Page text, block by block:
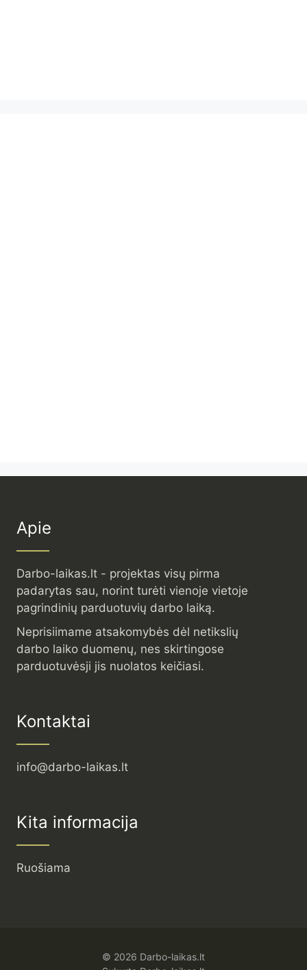
Apie
Darbo-laikas.lt - projektas visų pirma
padarytas sau, norint turėti vienoje vietoje
pagrindinių parduotuvių darbo laiką.
Neprisiimame atsakomybės dėl netikslių
darbo laiko duomenų, nes skirtingose
parduotuvėsji jis nuolatos keičiasi.
Kontaktai
info@darbo-laikas.lt
Kita informacija
Ruošiama
© 2026 Darbo-laikas.lt